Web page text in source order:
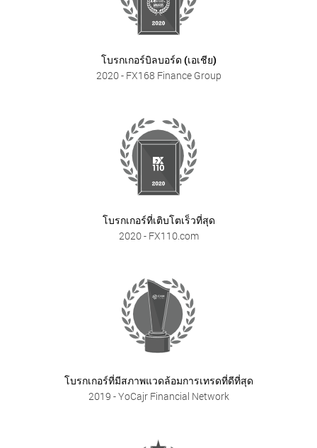
โบรกเกอร์บิลบอร์ด (เอเชีย)
2020- FX168 Finance Group
โบรกเกอร์ที่เติบโตเร็วที่สุด
2020- FX110.com
โบรกเกอร์ที่มีสภาพแวดล้อมการเทรดที่ดีที่สุด
2019 - YoCajr Financial Network